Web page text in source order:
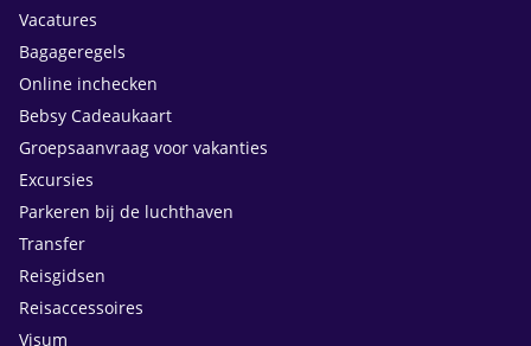
Vacatures
Bagageregels
Online inchecken
Bebsy Cadeaukaart
Groepsaanvraag voor vakanties
Excursies
Parkeren bij de luchthaven
Transfer
Reisgidsen
Reisaccessoires
Visum